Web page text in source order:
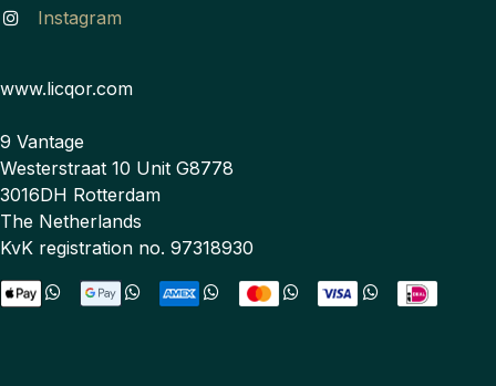
Instagram
www.licqor.com
9 Vantage
Westerstraat 10 Unit G8778
3016DH Rotterdam
The Netherlands
KvK registration no. 97318930